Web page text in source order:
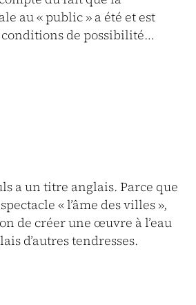
au « public » a été et est
conditions de possibilité…
a un titre anglais. Parce que
« l’âme des villes »,
de créer une œuvre à l’eau
d’autres tendresses.